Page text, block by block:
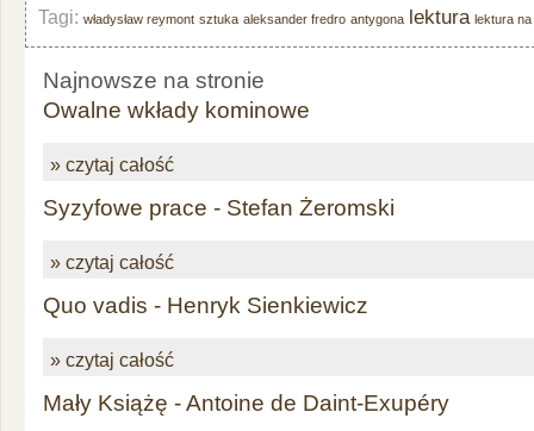
Tagi: władysław reymont sztuka aleksander fredro antygona lektura lektura
Najnowsze na stronie
Owalne wkłady kominowe
» czytaj całość
Syzyfowe prace - Stefan Żeromski
» czytaj całość
Quo vadis - Henryk Sienkiewicz
» czytaj całość
Mały Książę - Antoine de Daint-Exupéry